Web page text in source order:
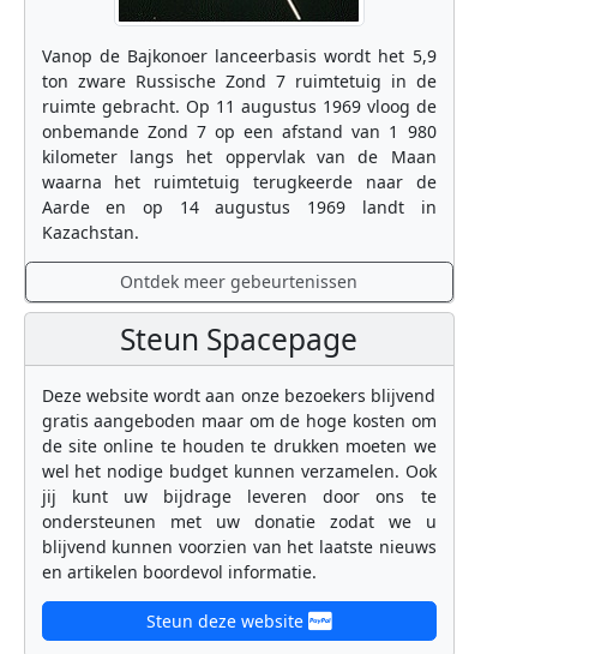
Vanop de Bajkonoer lanceerbasis wordt het 5,9
ton zware Russische Zond 7 ruimtetuig in de
ruimte gebracht. Op 11 augustus 1969 vloog de
onbemande Zond 7 op een afstand van 1 980
kilometer langs het oppervlak van de Maan
waarna het ruimtetuig terugkeerde naar de
Aarde en op 14 augustus 1969 landt in
Kazachstan.
Ontdek meer gebeurtenissen
Steun Spacepage
Deze website wordt aan onze bezoekers blijvend
gratis aangeboden maar om de hoge kosten om
de site online te houden te drukken moeten we
wel het nodige budget kunnen verzamelen. Ook
jij kunt uw bijdrage leveren door ons te
ondersteunen met uw donatie zodat we u
blijvend kunnen voorzien van het laatste nieuws
en artikelen boordevol informatie.
Steun deze website